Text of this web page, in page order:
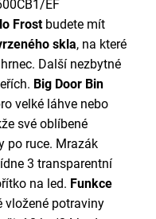
EF
Frostbudete mít
skla, na které
Další nezbytné
Big Door Bin
velké láhve nebo
své oblíbené
po ruce. Mrazák
3 transparentní
na led. Funkce
vložené potraviny